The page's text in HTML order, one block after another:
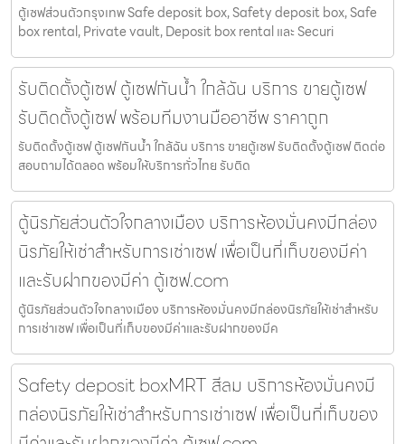
ตู้เซฟส่วนตัวกรุงเทพ Safe deposit box, Safety deposit box, Safe
box rental, Private vault, Deposit box rental และ Securi
รับติดตั้งตู้เซฟ ตู้เซฟกันน้ำ ใกล้ฉัน บริการ ขายตู้เซฟ
รับติดตั้งตู้เซฟ พร้อมทีมงานมืออาชีพ ราคาถูก
รับติดตั้งตู้เซฟ ตู้เซฟกันน้ำ ใกล้ฉัน บริการ ขายตู้เซฟ รับติดตั้งตู้เซฟ ติดต่อ
สอบถามได้ตลอด พร้อมให้บริการทั่วไทย รับติด
ตู้นิรภัยส่วนตัวใจกลางเมือง บริการห้องมั่นคงมีกล่อง
นิรภัยให้เช่าสำหรับการเช่าเซฟ เพื่อเป็นที่เก็บของมีค่า
และรับฝากของมีค่า ตู้เซฟ.com
ตู้นิรภัยส่วนตัวใจกลางเมือง บริการห้องมั่นคงมีกล่องนิรภัยให้เช่าสำหรับ
การเช่าเซฟ เพื่อเป็นที่เก็บของมีค่าและรับฝากของมีค
Safety deposit boxMRT สีลม บริการห้องมั่นคงมี
กล่องนิรภัยให้เช่าสำหรับการเช่าเซฟ เพื่อเป็นที่เก็บของ